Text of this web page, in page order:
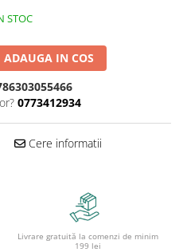
STOC
ADAUGA IN COS
0773412934
Cere informatii
Livrare gratuită la comenzi de minim
199 lei